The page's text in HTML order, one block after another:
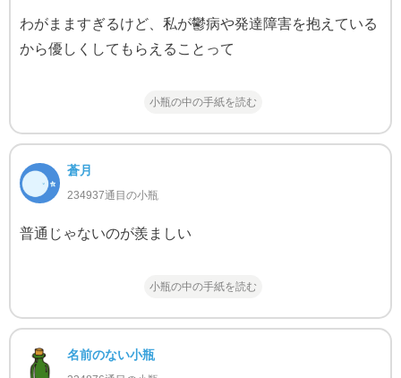
わがまますぎるけど、私が鬱病や発達障害を抱えている
から優しくしてもらえることって
小瓶の中の手紙を読む
蒼月
234937通目の小瓶
普通じゃないのが羨ましい
小瓶の中の手紙を読む
名前のない小瓶